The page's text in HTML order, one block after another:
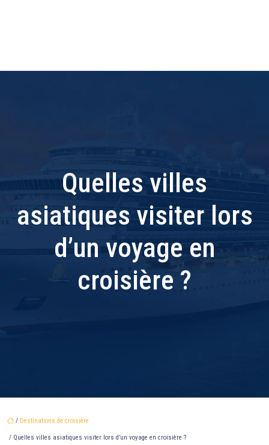
Quelles villes
asiatiques visiter lors
d’un voyage en
croisière ?
/ Destinations de croisière
/ Quelles villes asiatiques visiter lors d’un voyage en croisière ?